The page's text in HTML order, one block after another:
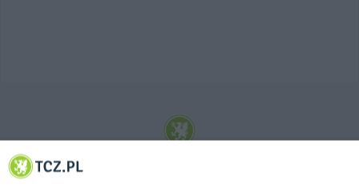
© 2001-2026 Tczew - TCZ.PL Sp. z o.o. Internetowy Serwis Informacyjny Miasta